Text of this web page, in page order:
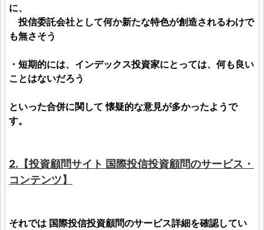
に、
投信委託会社として何か新たな特色が創造されるわけで
も無さそう
・短期的には、 インデックス投資家にとっては、何も良い
ことはないだろう
といった合併に関して 懐疑的な意見が多かったようで
す。
2.【投資顧問サイト 国際投信投資顧問のサービス・
コンテンツ】
それでは 国際投信投資顧問のサービス詳細を確認してい